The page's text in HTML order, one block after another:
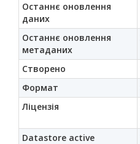
Останнє оновлення
даних
Останнє оновлення
метаданих
Створено
Формат
Ліцензія
Datastore active